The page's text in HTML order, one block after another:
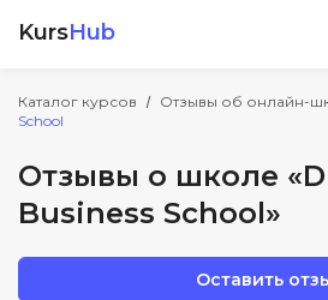
KursHub
Каталог курсов Отзывы об онлайн-
School
Отзывы о школе
Business School»
Оставить
Разработка